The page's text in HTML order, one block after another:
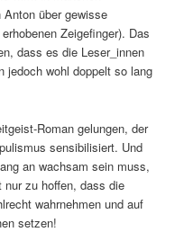
über gewisse
Zeigefinger). Das
dass es die Leser_innen
jedoch wohl doppelt so lang
Roman gelungen, der
sensibilisiert. Und
an wachsam sein muss,
zu hoffen, dass die
wahrnehmen und auf
setzen!